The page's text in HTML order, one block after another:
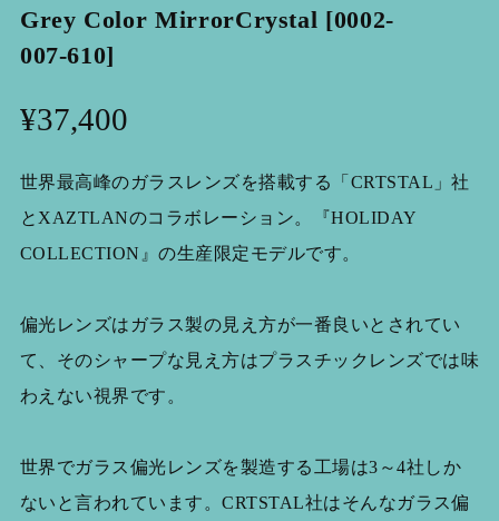
Grey Color MirrorCrystal [0002-
007-610]
¥37,400
世界最高峰のガラスレンズを搭載する「CRTSTAL」社
とXAZTLANのコラボレーション。『HOLIDAY
COLLECTION』の生産限定モデルです。
偏光レンズはガラス製の見え方が一番良いとされてい
て、そのシャープな見え方はプラスチックレンズでは味
わえない視界です。
世界でガラス偏光レンズを製造する工場は3～4社しか
ないと言われています。CRTSTAL社はそんなガラス偏